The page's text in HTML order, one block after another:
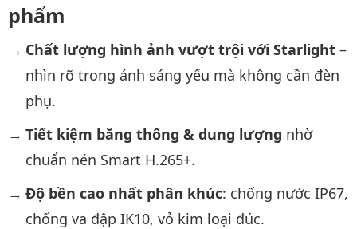
phẩm
Chất lượng hình ảnh vượt trội với Starlight–
nhìn rõ trong ánh sáng yếu mà không cần đèn
phụ.
Tiết kiệm băng thông & dung lượng nhờ
chuẩn nén Smart H.265+.
Độ bền cao nhất phân khúc: chống nước IP67,
chống va đập IK10, vỏ kim loại đúc.